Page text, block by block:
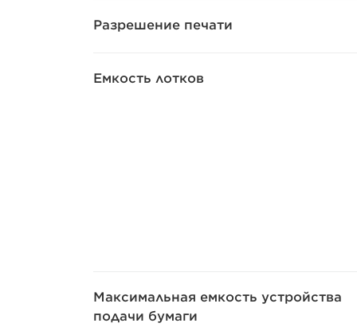
Разрешение печати
Емкость лотков
Максимальная емкость устройства
подачи бумаги